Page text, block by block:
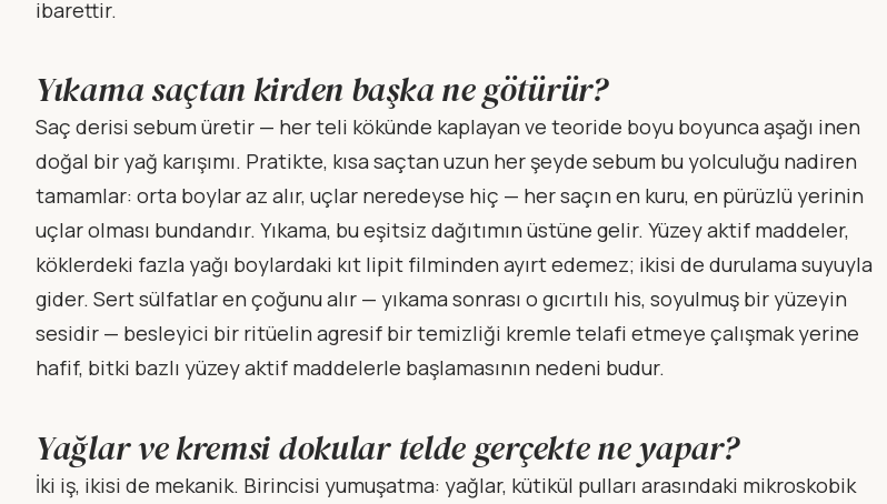
ibarettir.
Yıkama saçtan kirden başka ne götürür?
Saç derisi sebum üretir — her teli kökünde kaplayan ve teoride boyu boyunca aşağı inen
doğal bir yağ karışımı. Pratikte, kısa saçtan uzun her şeyde sebum bu yolculuğu nadiren
tamamlar: orta boylar az alır, uçlar neredeyse hiç — her saçın en kuru, en pürüzlü yerinin
uçlar olması bundandır. Yıkama, bu eşitsiz dağıtımın üstüne gelir. Yüzey aktif maddeler,
köklerdeki fazla yağı boylardaki kıt lipit filminden ayırt edemez; ikisi de durulama suyuyla
gider. Sert sülfatlar en çoğunu alır — yıkama sonrası o gıcırtılı his, soyulmuş bir yüzeyin
sesidir — besleyici bir ritüelin agresif bir temizliği kremle telafi etmeye çalışmak yerine
hafif, bitki bazlı yüzey aktif maddelerle başlamasının nedeni budur.
Yağlar ve kremsi dokular telde gerçekte ne yapar?
İki iş, ikisi de mekanik. Birincisi yumuşatma: yağlar, kütikül pulları arasındaki mikroskobik